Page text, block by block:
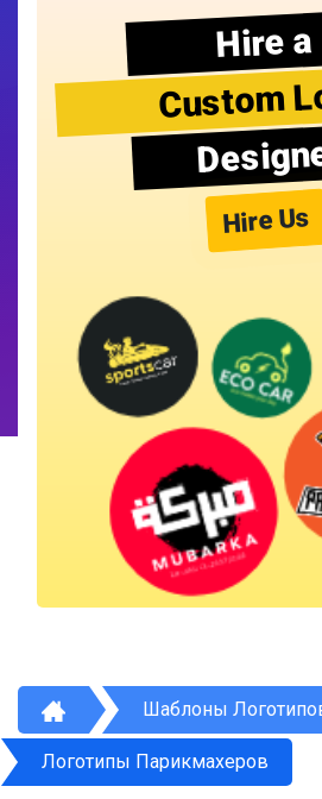
Hire a
Custom
Hire Us
Шаблоны
Логотипы Парикмахеров